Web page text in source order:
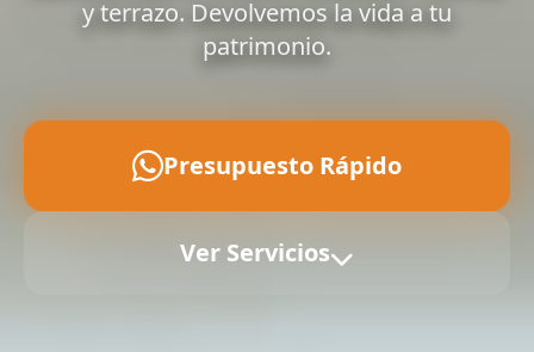
y terrazo. Devolvemos la vida a tu
patrimonio.
Presupuesto Rápido
Ver Servicios